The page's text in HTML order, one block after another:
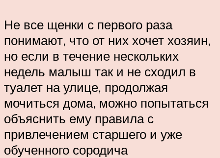
Не все щенки с первого раза
понимают, что от них хочет хозяин,
но если в течение нескольких
недель малыш так и не сходил в
туалет на улице, продолжая
мочиться дома, можно попытаться
объяснить ему правила с
привлечением старшего и уже
обученного сородича